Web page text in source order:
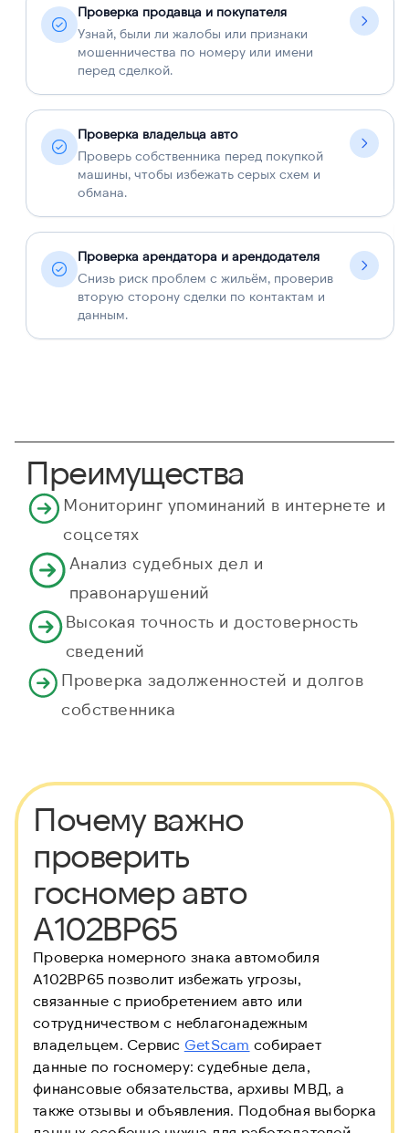
Проверка продавца и покупателя
Узнай, были ли жалобы или признаки
мошенничества по номеру или имени
перед сделкой.
Проверка владельца авто
Проверь собственника перед покупкой
машины, чтобы избежать серых схем и
обмана.
Проверка арендатора и арендодателя
Снизь риск проблем с жильём, проверив
вторую сторону сделки по контактам и
данным.
Преимущества
Мониторинг упоминаний в интернете и
соцсетях
Анализ судебных дел и
правонарушений
Высокая точность и достоверность
сведений
Проверка задолженностей и долгов
собственника
Почему важно
проверить
госномер авто
А102ВР65
Проверка номерного знака автомобиля
А102ВР65 позволит избежать угрозы,
связанные с приобретением авто или
сотрудничеством с неблагонадежным
владельцем. Сервис GetScam собирает
данные по госномеру: судебные дела,
финансовые обязательства, архивы МВД, а
также отзывы и объявления. Подобная выборка